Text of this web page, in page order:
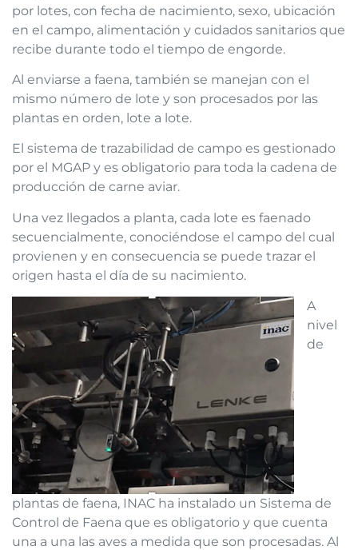
por lotes, con fecha de nacimiento, sexo, ubicación
en el campo, alimentación y cuidados sanitarios que
recibe durante todo el tiempo de engorde.
Al enviarse a faena, también se manejan con el
mismo número de lote y son procesados por las
plantas en orden, lote a lote.
El sistema de trazabilidad de campo es gestionado
por el MGAP y es obligatorio para toda la cadena de
producción de carne aviar.
Una vez llegados a planta, cada lote es faenado
secuencialmente, conociéndose el campo del cual
provienen y en consecuencia se puede trazar el
origen hasta el día de su nacimiento.
A
nivel
de
plantas de faena, INAC ha instalado un Sistema de
Control de Faena que es obligatorio y que cuenta
una a una las aves a medida que son procesadas. Al